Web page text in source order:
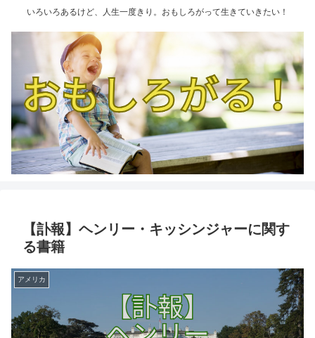
いろいろあるけど、人生一度きり。おもしろがって生きていきたい！
【訃報】ヘンリー・キッシンジャーに関す
る書籍
アメリカ